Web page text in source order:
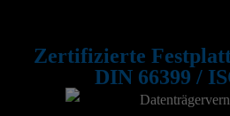
Zertifizierte
DIN 66399 /